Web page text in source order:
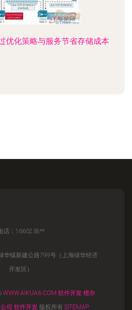
优化策略与服务节省存储成本
话：1660238**
华镇新建公路799号（上海绿华经济
开发区）
WWW.AIKUA6.COM 软件开发 檀亦
司 软件开发 版权所有 SITEMAP